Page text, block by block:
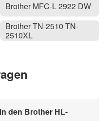
Brother MFC-L 2922 DW
Brother TN-2510 TN-
2510XL
den Brother HL-